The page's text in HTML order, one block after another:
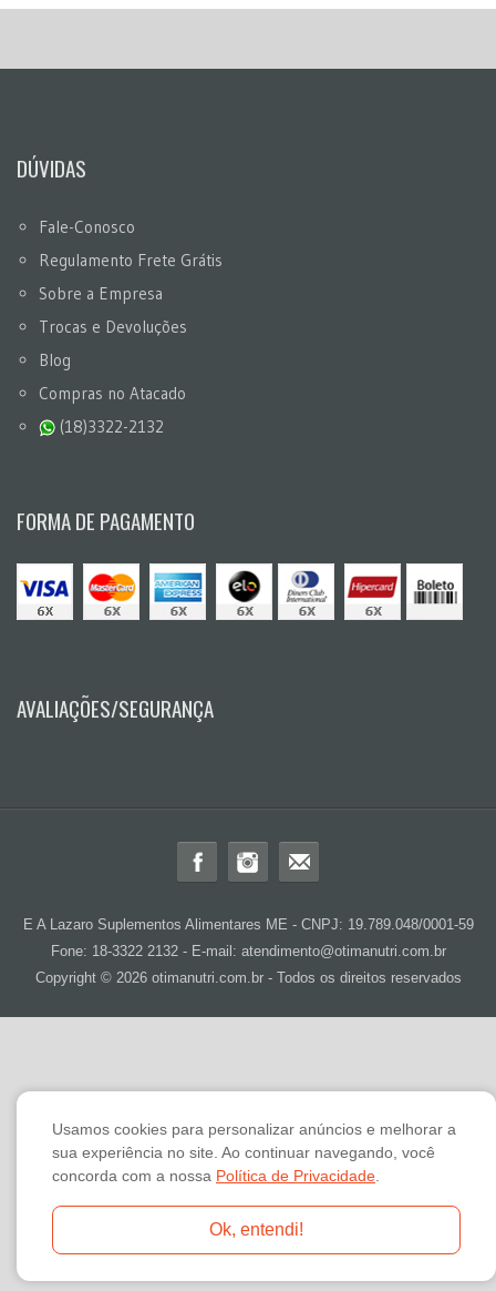
DÚVIDAS
Fale-Conosco
Regulamento Frete Grátis
Sobre a Empresa
Trocas e Devoluções
Blog
Compras no Atacado
(18)3322-2132
FORMA DE PAGAMENTO
AVALIAÇÕES/SEGURANÇA
E A Lazaro Suplementos Alimentares ME - CNPJ: 19.789.048/0001-59
Fone: 18-3322 2132 - E-mail: atendimento@otimanutri.com.br
Copyright © 2026 otimanutri.com.br - Todos os direitos reservados
Usamos cookies para personalizar anúncios e melhorar a
sua experiência no site. Ao continuar navegando, você
concorda com a nossa Política de Privacidade
Ok, entendi!